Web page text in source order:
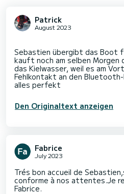
Patrick
August 2023
Sebastien übergibt das Boot
kauft noch am selben Morgen
das Kielwasser, weil es am
Fehlkontakt an den
Den Originaltext anzeigen
Fabrice
July 2023
Trés bon accueil de
conforme à nos attentes.Je
Fabrice.